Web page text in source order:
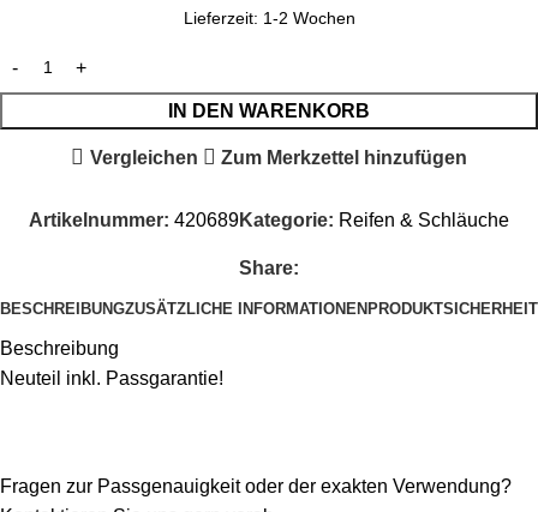
Lieferzeit: 1-2 Wochen
IN DEN WARENKORB
Vergleichen Zum Merkzettel hinzufügen
Artikelnummer: 420689Kategorie: Reifen & Schläuche
Share:
BESCHREIBUNGZUSÄTZLICHE INFORMATIONEN PRODUKTSICHERHEIT
Beschreibung
Neuteil inkl. Passgarantie!
Fragen zur Passgenauigkeit oder der exakten Verwendung?